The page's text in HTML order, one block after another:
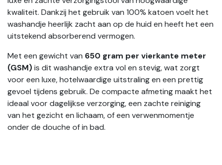
kwaliteit. Dankzij het gebruik van 100% katoen voelt het
washandje heerlijk zacht aan op de huid en heeft het een
uitstekend absorberend vermogen.
Met een gewicht van 650 gram per vierkante meter
(GSM)is dit washandje extra vol en stevig, wat zorgt
voor een luxe, hotelwaardige uitstraling en een prettig
gevoel tijdens gebruik. De compacte afmeting maakt het
ideaal voor dagelijkse verzorging, een zachte reiniging
van het gezicht en lichaam, of een verwenmomentje
onder de douche of in bad.